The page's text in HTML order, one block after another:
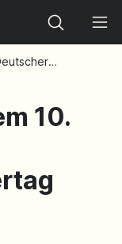
Search
10.